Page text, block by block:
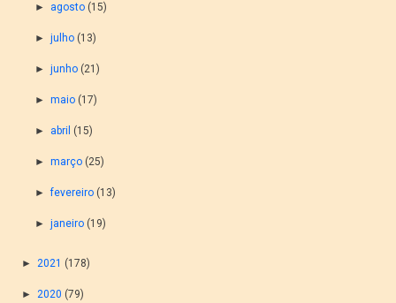
► agosto (15)
► julho (13)
► junho (21)
► maio (17)
► abril (15)
► março (25)
►fevereiro (13)
► janeiro (19)
►2021 (178)
►2020 (79)